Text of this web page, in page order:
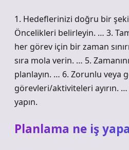
1. Hedeflerinizi doğru bir
Öncelikleri belirleyin. … 3.
her görev için bir zaman
sıra mola verin. … 5.
planlayın. … 6. Zorunlu veya
görevleri/aktiviteleri ayırın.
yapın.
Planlama ne iş